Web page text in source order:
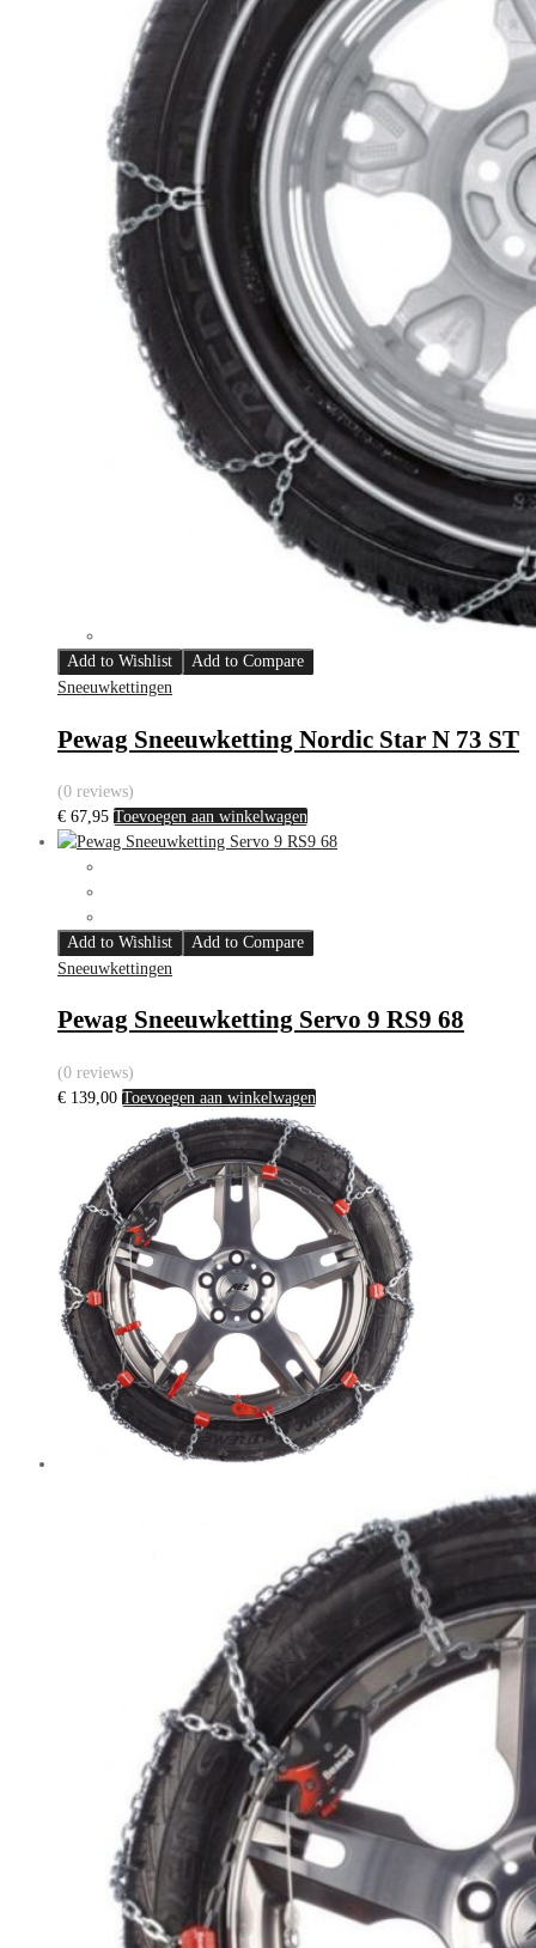
Add to Wishlist
Add to Compare
Sneeuwkettingen
Pewag Sneeuwketting Nordic Star N 73 ST
(0 reviews)
€ 67,95 Toevoegen aan winkelwagen
Add to Wishlist
Add to Compare
Sneeuwkettingen
Pewag Sneeuwketting Servo 9 RS9 68
(0 reviews)
€ 139,00 Toevoegen aan winkelwagen